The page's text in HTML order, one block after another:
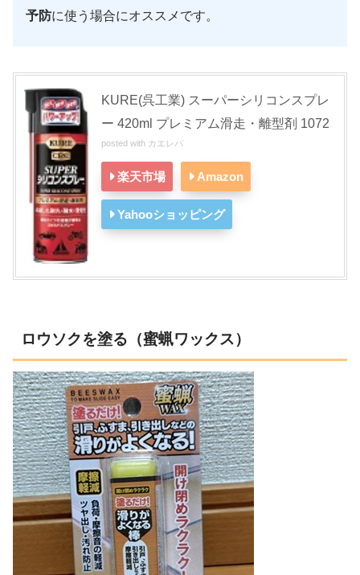
予防に使う場合にオススメです。
KURE(呉工業) スーパーシリコンスプレ
ー 420ml プレミアム滑走・離型剤 1072
posted with カエレバ
楽天市場 Amazon
Yahooショッピング
ロウソクを塗る（蜜蝋ワックス）